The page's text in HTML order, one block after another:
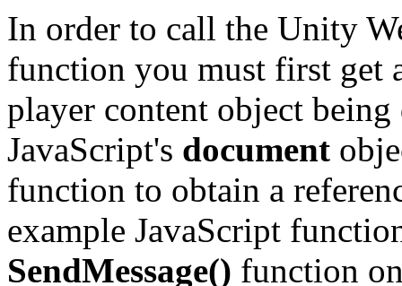
In order to call the Unity
function you must first get
player content object being
JavaScript's document
function to obtain a
example JavaScript
SendMessage() function